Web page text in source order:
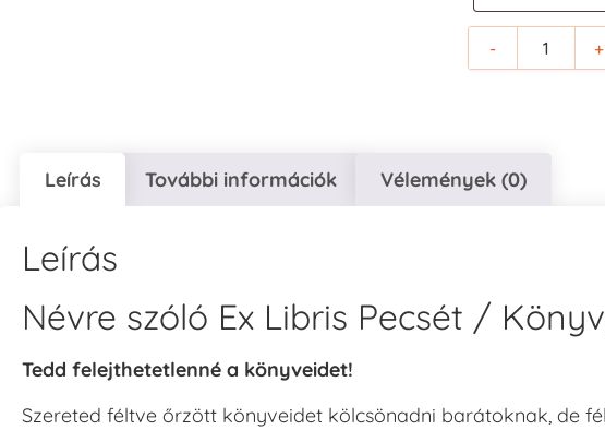
- +
Leírás További információk Vélemények (0)
Leírás
Névre szóló Ex Libris Pecsét /
Tedd felejthetetlenné a könyveidet!
Szereted féltve őrzött könyveidet kölcsönadni barátoknak, de